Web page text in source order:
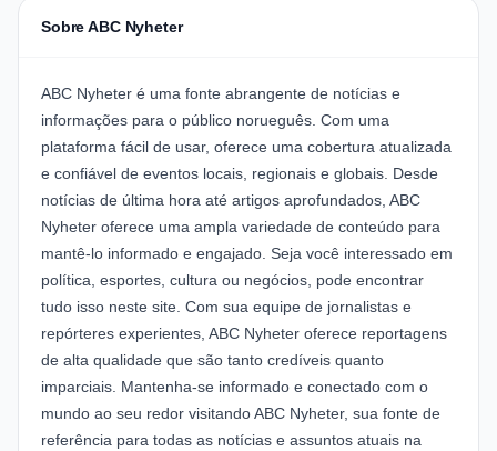
Sobre ABC Nyheter
ABC Nyheter é uma fonte abrangente de notícias e
informações para o público norueguês. Com uma
plataforma fácil de usar, oferece uma cobertura atualizada
e confiável de eventos locais, regionais e globais. Desde
notícias de última hora até artigos aprofundados, ABC
Nyheter oferece uma ampla variedade de conteúdo para
mantê-lo informado e engajado. Seja você interessado em
política, esportes, cultura ou negócios, pode encontrar
tudo isso neste site. Com sua equipe de jornalistas e
repórteres experientes, ABC Nyheter oferece reportagens
de alta qualidade que são tanto credíveis quanto
imparciais. Mantenha-se informado e conectado com o
mundo ao seu redor visitando ABC Nyheter, sua fonte de
referência para todas as notícias e assuntos atuais na